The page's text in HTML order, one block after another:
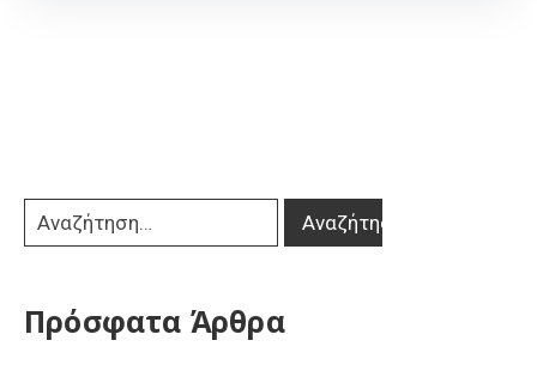
Πρόσφατα Άρθρα